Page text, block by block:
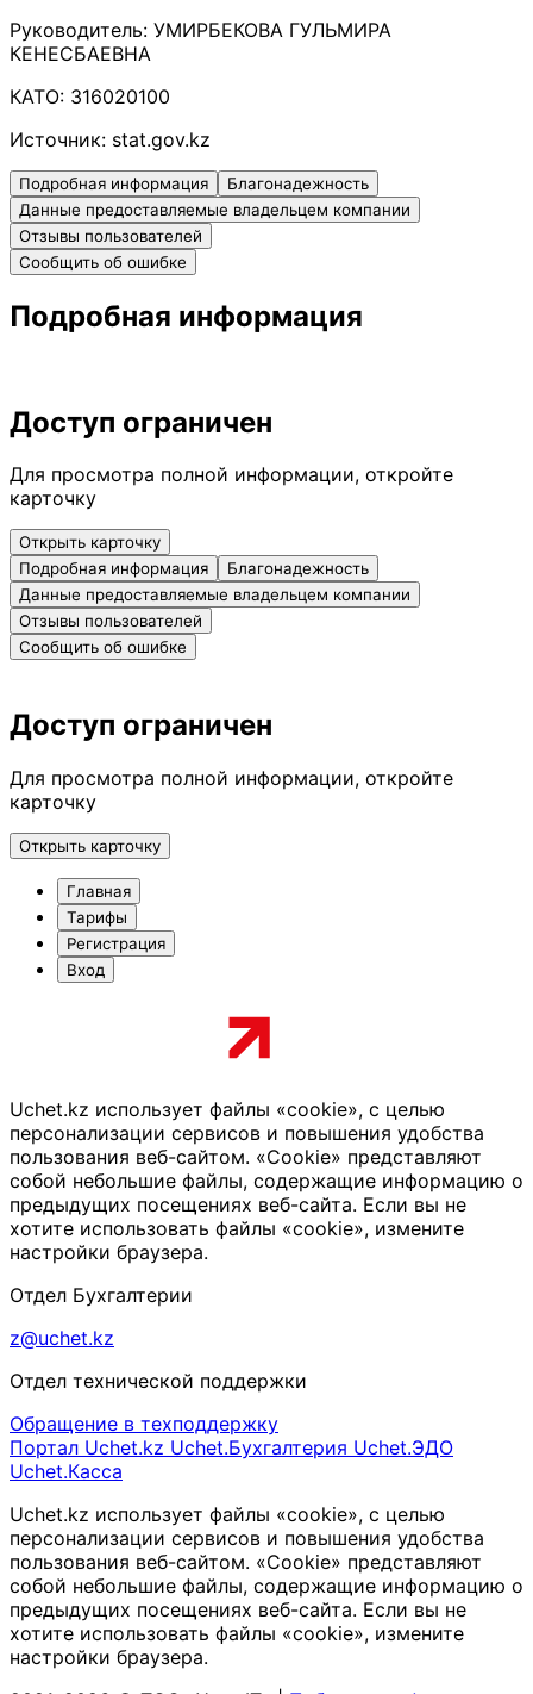
Руководитель: УМИРБЕКОВА ГУЛЬМИРА
КЕНЕСБАЕВНА
КАТО: 316020100
Источник: stat.gov.kz
Подробная информация
Благонадежность
Данные предоставляемые владельцем компании
Отзывы пользователей
Сообщить об ошибке
Подробная информация
Доступ ограничен
Для просмотра полной информации, откройте
карточку
Открыть карточку
Подробная информация
Благонадежность
Данные предоставляемые владельцем компании
Отзывы пользователей
Сообщить об ошибке
Доступ ограничен
Для просмотра полной информации, откройте
карточку
Открыть карточку
Главная
Тарифы
Регистрация
Вход
Uchet.kz использует файлы «cookie», с целью
персонализации сервисов и повышения удобства
пользования веб-сайтом. «Cookie» представляют
собой небольшие файлы, содержащие информацию о
предыдущих посещениях веб-сайта. Если вы не
хотите использовать файлы «cookie», измените
настройки браузера.
Отдел Бухгалтерии
z@uchet.kz
Отдел технической поддержки
Обращение в техподдержку
Портал Uchet.kz Uchet.Бухгалтерия Uchet.ЭДО
Uchet.Касса
Uchet.kz использует файлы «cookie», с целью
персонализации сервисов и повышения удобства
пользования веб-сайтом. «Cookie» представляют
собой небольшие файлы, содержащие информацию о
предыдущих посещениях веб-сайта. Если вы не
хотите использовать файлы «cookie», измените
настройки браузера.